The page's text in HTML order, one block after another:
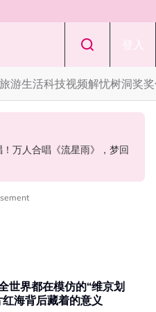
登入
旅游生活科技视频解忧树洞奖
陷！深情演绎JANNABI歌曲
吐心声：真相终究会浮出水
万人合唱《流星雨》，梦回
世界都在模仿的“维京划
红海背后藏着的意义